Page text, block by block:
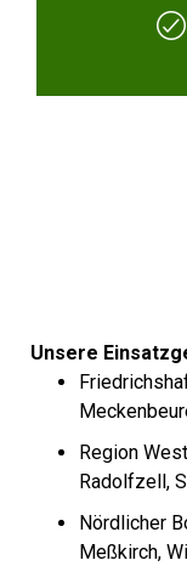
Unsere
Region
Radolfzell,
Nördlicher
Meßkirch,